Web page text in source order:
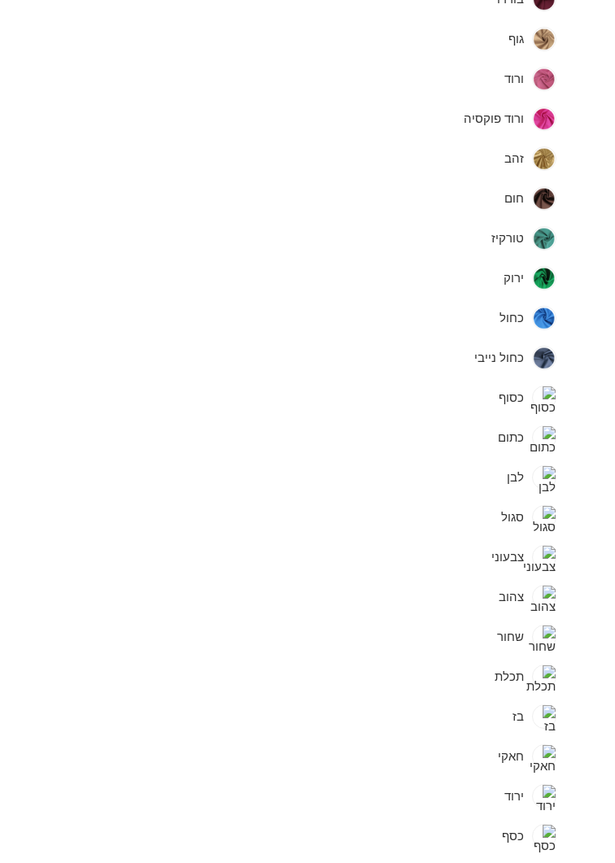
גוף
ורוד
ורוד פוקסיה
זהב
חום
טורקיז
ירוק
כחול
כחול נייבי
כסוף
כתום
לבן
סגול
צבעוני
צהוב
שחור
תכלת
בז
חאקי
ירוד
כסף